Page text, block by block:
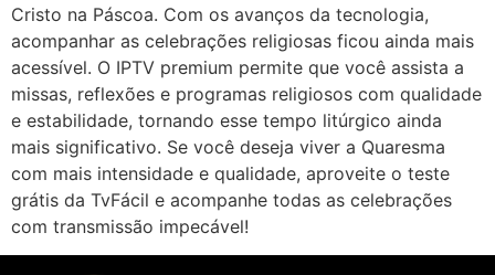
Cristo na Páscoa. Com os avanços da tecnologia,
acompanhar as celebrações religiosas ficou ainda mais
acessível. O IPTV premium permite que você assista a
missas, reflexões e programas religiosos com qualidade
e estabilidade, tornando esse tempo litúrgico ainda
mais significativo. Se você deseja viver a Quaresma
com mais intensidade e qualidade, aproveite o teste
grátis da TvFácil e acompanhe todas as celebrações
com transmissão impecável!